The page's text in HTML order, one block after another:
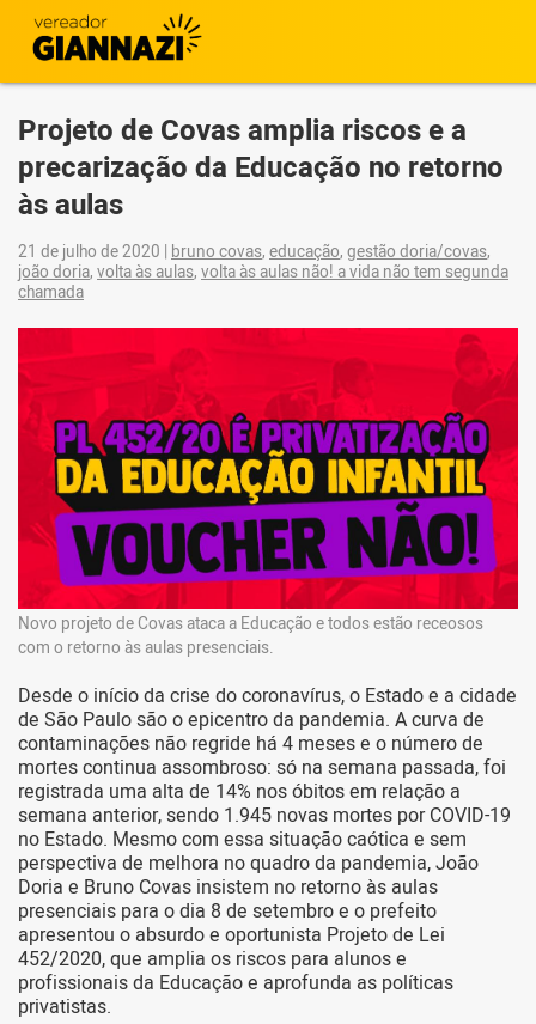
Projeto de Covas amplia riscos e a
precarização da Educação no retorno
às aulas
21 de julho de 2020 | bruno covas, educação, gestão doria/covas,
joão doria, volta às aulas, volta às aulas não! a vida não tem segunda
chamada
Novo projeto de Covas ataca a Educação e todos estão receosos
com o retorno às aulas presenciais.
Desde o início da crise do coronavírus, o Estado e a cidade
de São Paulo são o epicentro da pandemia. A curva de
contaminações não regride há 4 meses e o número de
mortes continua assombroso: só na semana passada, foi
registrada uma alta de 14% nos óbitos em relação a
semana anterior, sendo 1.945 novas mortes por COVID-19
no Estado. Mesmo com essa situação caótica e sem
perspectiva de melhora no quadro da pandemia, João
Doria e Bruno Covas insistem no retorno às aulas
presenciais para o dia 8 de setembro e o prefeito
apresentou o absurdo e oportunista Projeto de Lei
452/2020, que amplia os riscos para alunos e
profissionais da Educação e aprofunda as políticas
privatistas.